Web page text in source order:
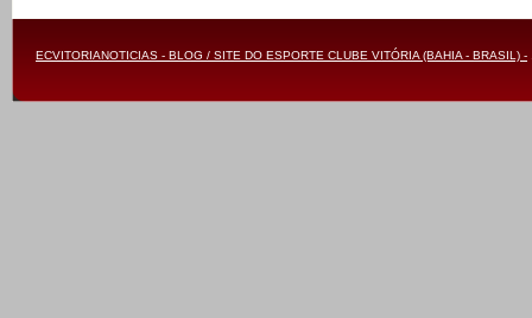
ECVITORIANOTICIAS - BLOG / SITE DO ESPORTE CLUBE VITÓRIA (BAHIA - BRASIL) -